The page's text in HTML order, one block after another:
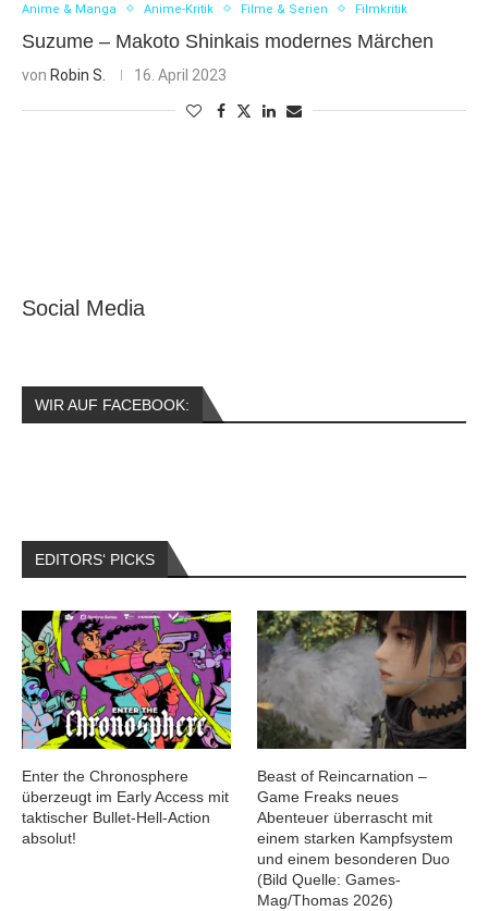
Anime & Manga Anime-Kritik Filme & Serien Filmkritik
Suzume – Makoto Shinkais modernes Märchen
von Robin S. 16. April 2023
Social Media
WIR AUF FACEBOOK:
EDITORS‘ PICKS
Enter the Chronosphere
überzeugt im Early Access mit
taktischer Bullet-Hell-Action
absolut!
Beast of Reincarnation –
Game Freaks neues
Abenteuer überrascht mit
einem starken Kampfsystem
und einem besonderen Duo
(Bild Quelle: Games-
Mag/Thomas 2026)